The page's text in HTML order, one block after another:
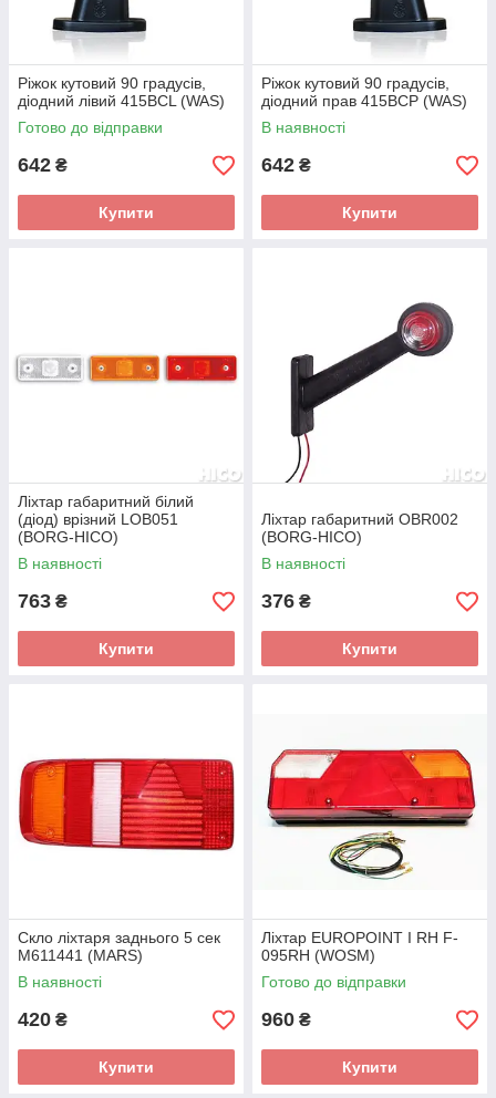
Ріжок кутовий 90 градусів,
діодний лівий 415BCL (WAS)
Готово до відправки
642 ₴
Купити
Ріжок кутовий 90 градусів,
діодний прав 415BCP (WAS)
В наявності
642 ₴
Купити
Ліхтар габаритний білий
(діод) врізний LOB051
(BORG-HICO)
В наявності
763 ₴
Купити
Ліхтар габаритний OBR002
(BORG-HICO)
В наявності
376 ₴
Купити
Скло ліхтаря заднього 5 сек
M611441 (MARS)
В наявності
420 ₴
Купити
Ліхтар EUROPOINT I RH F-
095RH (WOSM)
Готово до відправки
960 ₴
Купити